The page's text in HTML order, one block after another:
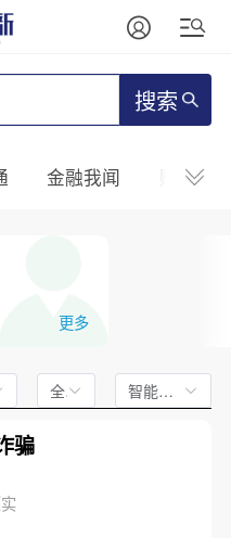
搜索
金融我闻 财新
更多
全文 智能排序
骗